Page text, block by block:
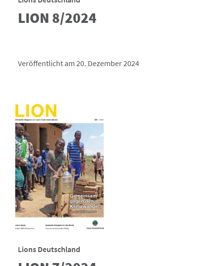
LION 8/2024
Veröffentlicht am 20. Dezember 2024
Lions Deutschland